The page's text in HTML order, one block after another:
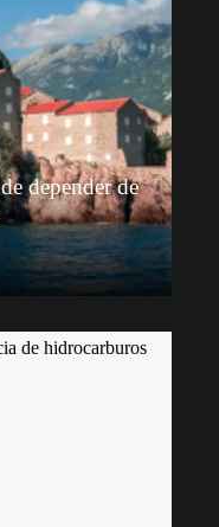
depender de